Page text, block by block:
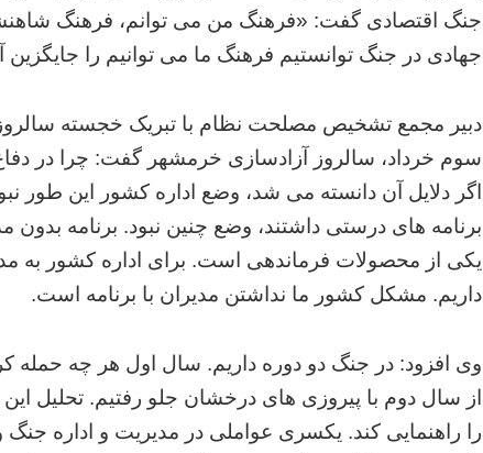
جنگ اقتصادی گفت: «فرهنگ من می توانم، فرهنگ
جهادی در جنگ توانستیم فرهنگ ما می توانیم را جایگزین
دبیر مجمع تشخیص مصلحت نظام با تبریک خجسته
سوم خرداد، سالروز آزادسازی خرمشهر گفت: چرا در
اگر دلایل آن دانسته می شد، وضع اداره کشور این طور
برنامه های درستی داشتند، وضع چنین نبود. برنامه بدون
یکی از محصولات فرماندهی است. برای اداره کشور به
داریم. مشکل کشور ما نداشتن مدیران با برنامه است.
وی افزود: در جنگ دو دوره داریم. سال اول هر چه حمله
از سال دوم با پیروزی های درخشان جلو رفتیم. تحلیل
را راهنمایی کند. یکسری عواملی در مدیریت و اداره